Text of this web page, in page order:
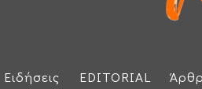
Ειδήσεις EDITORIAL